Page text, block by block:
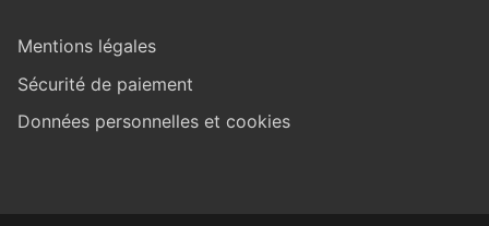
Mentions légales
Sécurité de paiement
Données personnelles et cookies